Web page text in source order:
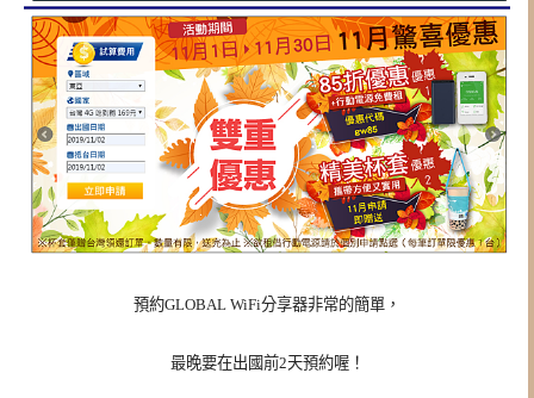
預約GLOBAL WiFi分享器非常的簡單，
最晚要在出國前2天預約喔！